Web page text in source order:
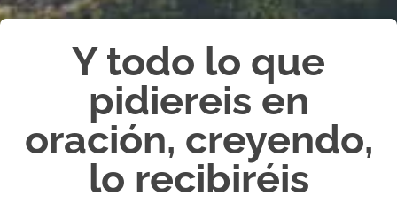
Y todo lo que
pidiereis en
oración, creyendo,
lo recibiréis